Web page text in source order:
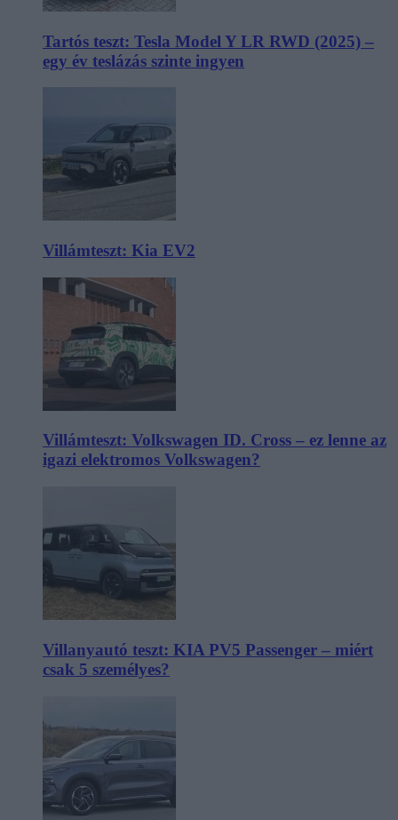
Tartós teszt: Tesla Model Y LR RWD (2025) –
egy év teslázás szinte ingyen
Villámteszt: Kia EV2
Villámteszt: Volkswagen ID. Cross – ez lenne az
igazi elektromos Volkswagen?
Villanyautó teszt: KIA PV5 Passenger – miért
csak 5 személyes?